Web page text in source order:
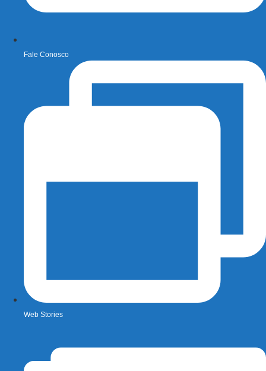
Fale Conosco
Web Stories